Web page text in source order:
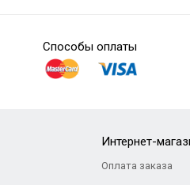
Способы оплаты
Интернет-
Оплата заказа